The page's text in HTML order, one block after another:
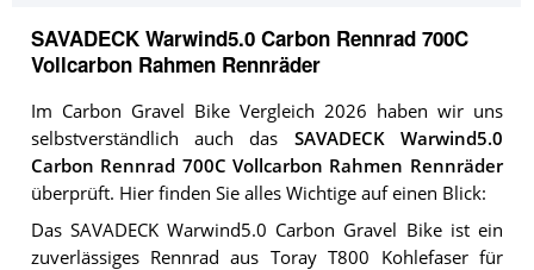
SAVADECK Warwind5.0 Carbon Rennrad 700C
Vollcarbon Rahmen Rennräder
Im Carbon Gravel Bike Vergleich 2026 haben wir uns
selbstverständlich auch das SAVADECK Warwind5.0
Carbon Rennrad 700C Vollcarbon Rahmen Rennräder
überprüft. Hier finden Sie alles Wichtige auf einen Blick:
Das SAVADECK Warwind5.0 Carbon Gravel Bike ist ein
zuverlässiges Rennrad aus Toray T800 Kohlefaser für